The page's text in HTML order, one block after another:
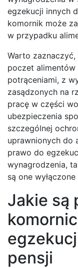
egzekucji innych
komornik może
w przypadku
Warto
poczet alimentów
potrąceniami, z
zasądzonych na
pracę w części
ubezpieczenia
szczególnej
uprawnionych do
prawo do
wynagrodzenia,
są one
Jakie są
pensji